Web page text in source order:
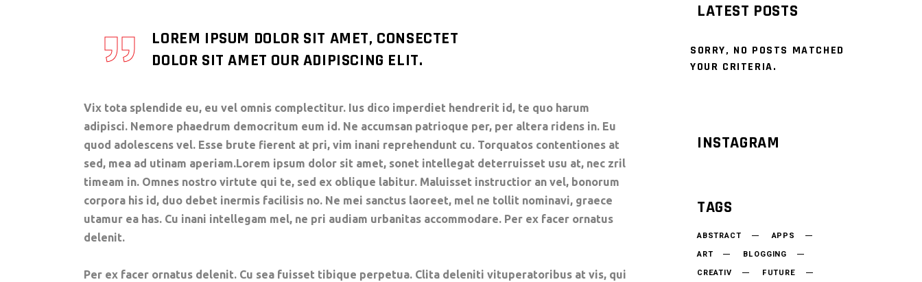
LOREM IPSUM DOLOR SIT AMET, CONSECTET
DOLOR SIT AMET OUR ADIPISCING ELIT.
Vix tota splendide eu, eu vel omnis complectitur. Ius dico imperdiet hendrerit id, te quo harum
adipisci. Nemore phaedrum democritum eum id. Ne accumsan patrioque per, per altera ridens in. Eu
quod adolescens vel. Esse brute fierent at pri, vim inani reprehendunt cu. Torquatos contentiones at
sed, mea ad utinam aperiam.Lorem ipsum dolor sit amet, sonet intellegat deterruisset usu at, nec zril
timeam in. Omnes nostro virtute qui te, sed ex oblique labitur. Maluisset instructior an vel, bonorum
corpora his id, duo debet inermis facilisis no. Ne mei sanctus laoreet, mel ne tollit nominavi, graece
utamur ea has. Cu inani intellegam mel, ne pri audiam urbanitas accommodare. Per ex facer ornatus
delenit.
Per ex facer ornatus delenit. Cu sea fuisset tibique perpetua. Clita deleniti vituperatoribus at vis, qui
LATEST POSTS
SORRY, NO POSTS MATCHED
YOUR CRITERIA.
INSTAGRAM
TAGS
ABSTRACT
APPS
ART
BLOGGING
CREATIV
FUTURE